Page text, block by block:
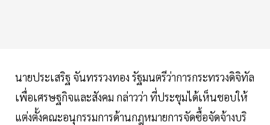
นายประเสริฐ จันทรรวงทอง รัฐมนตรีว่าการกระทรวงดิจิทัล
เพื่อเศรษฐกิจและสังคม กล่าวว่า ที่ประชุมได้เห็นชอบให้
แต่งตั้งคณะอนุกรรมการด้านกฎหมายการจัดซื้อจัดจ้างบริ